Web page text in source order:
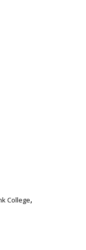
College,